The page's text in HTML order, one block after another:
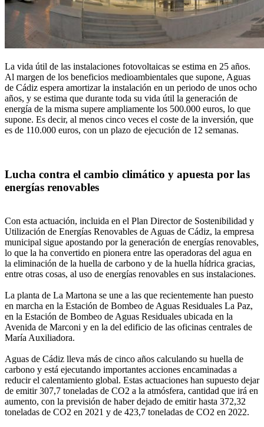
La vida útil de las instalaciones fotovoltaicas se estima en 25 años.
Al margen de los beneficios medioambientales que supone, Aguas
de Cádiz espera amortizar la instalación en un periodo de unos ocho
años, y se estima que durante toda su vida útil la generación de
energía de la misma supere ampliamente los 500.000 euros, lo que
supone. Es decir, al menos cinco veces el coste de la inversión, que
es de 110.000 euros, con un plazo de ejecución de 12 semanas.
Lucha contra el cambio climático y apuesta por las
energías renovables
Con esta actuación, incluida en el Plan Director de Sostenibilidad y
Utilización de Energías Renovables de Aguas de Cádiz, la empresa
municipal sigue apostando por la generación de energías renovables,
lo que la ha convertido en pionera entre las operadoras del agua en
la eliminación de la huella de carbono y de la huella hídrica gracias,
entre otras cosas, al uso de energías renovables en sus instalaciones.
La planta de La Martona se une a las que recientemente han puesto
en marcha en la Estación de Bombeo de Aguas Residuales La Paz,
en la Estación de Bombeo de Aguas Residuales ubicada en la
Avenida de Marconi y en la del edificio de las oficinas centrales de
María Auxiliadora.
Aguas de Cádiz lleva más de cinco años calculando su huella de
carbono y está ejecutando importantes acciones encaminadas a
reducir el calentamiento global. Estas actuaciones han supuesto dejar
de emitir 307,7 toneladas de CO2 a la atmósfera, cantidad que irá en
aumento, con la previsión de haber dejado de emitir hasta 372,32
toneladas de CO2 en 2021 y de 423,7 toneladas de CO2 en 2022.